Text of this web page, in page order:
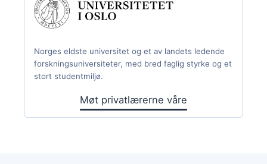
Norges eldste universitet og et av landets ledende
forskningsuniversiteter, med bred faglig styrke og et
stort studentmiljø.
Møt privatlærerne våre